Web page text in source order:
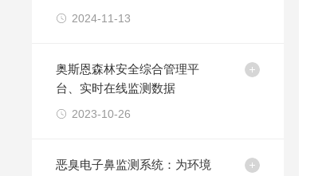
2024-11-13
奥斯恩森林安全综合管理平
台、实时在线监测数据
2023-10-26
恶臭电子鼻监测系统：为环境